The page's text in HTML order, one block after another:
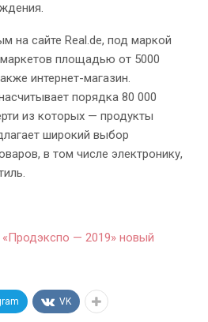
на сайте Real.de, под маркой
площадью от 5000
интернет-магазин.
порядка 80 000
из которых — продукты
широкий выбор
в том числе электронику,
«Продэкспо — 2019» новый
VK